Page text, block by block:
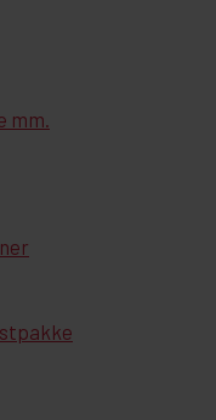
mm.